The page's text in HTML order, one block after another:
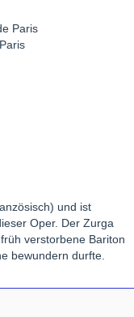
Paris
und ist
Oper. Der Zurga
verstorbene Bariton
bewundern durfte.